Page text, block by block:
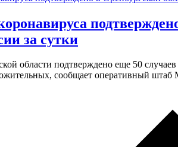
за сутки
области подтверждено еще 50
сообщает оперативный штаб